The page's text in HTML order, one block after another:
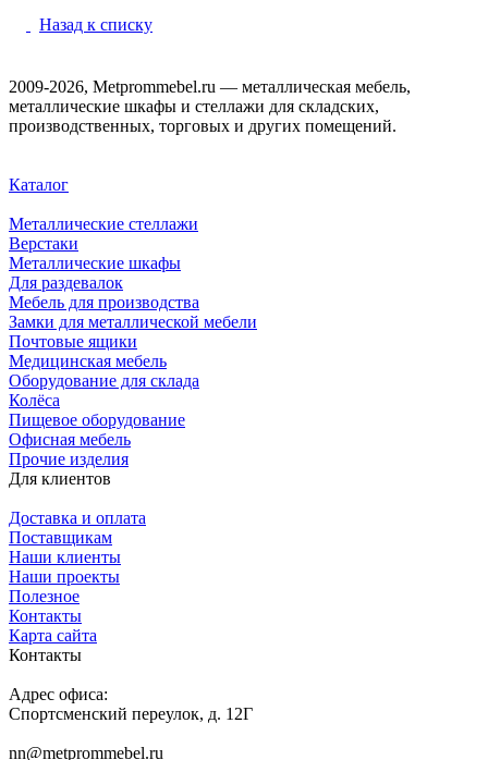
Назад к списку
2009-2026, Metprommebel.ru — металлическая мебель,
металлические шкафы и стеллажи для складских,
производственных, торговых и других помещений.
Каталог
Металлические стеллажи
Верстаки
Металлические шкафы
Для раздевалок
Мебель для производства
Замки для металлической мебели
Почтовые ящики
Медицинская мебель
Оборудование для склада
Колёса
Пищевое оборудование
Офисная мебель
Прочие изделия
Для клиентов
Доставка и оплата
Поставщикам
Наши клиенты
Наши проекты
Полезное
Контакты
Карта сайта
Контакты
Адрес офиса:
Спортсменский переулок, д. 12Г
nn@metprommebel.ru